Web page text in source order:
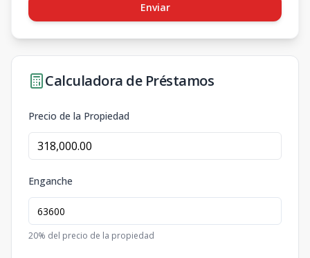
Enviar
Calculadora de Préstamos
Precio de la Propiedad
Enganche
20% del precio de la propiedad